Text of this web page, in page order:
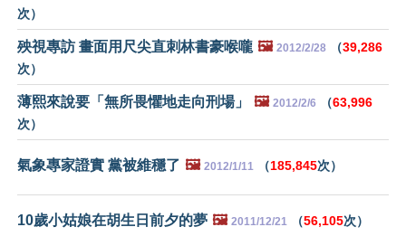
次）
殃視專訪 畫面用尺尖直刺林書豪喉嚨 🖼️ 2012/2/28 （39,286
次）
薄熙來說要「無所畏懼地走向刑場」 🖼️ 2012/2/6 （63,996
次）
氣象專家證實 黨被維穩了 🖼️ 2012/1/11 （185,845次）
10歲小姑娘在胡生日前夕的夢 🖼️ 2011/12/21 （56,105次）